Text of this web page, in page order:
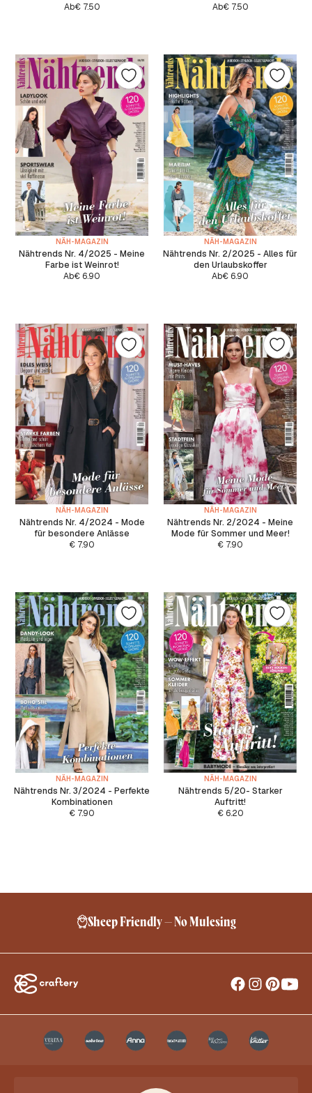
Ab€7.50
Ab€7.50
NÄH-MAGAZIN
Nähtrends Nr. 4/2025 - Meine
Farbe ist Weinrot!
Ab€ 6.90
NÄH-MAGAZIN
Nähtrends Nr. 2/2025 - Alles für
den Urlaubskoffer
Ab€ 6.90
NÄH-MAGAZIN
Nähtrends Nr. 4/2024 - Mode
für besondere Anlässe
€ 7.90
NÄH-MAGAZIN
Nähtrends Nr. 2/2024 - Meine
Mode für Sommer und Meer!
€ 7.90
NÄH-MAGAZIN
Nähtrends Nr. 3/2024 - Perfekte
Kombinationen
€ 7.90
NÄH-MAGAZIN
Nähtrends 5/20- Starker
Auftritt!
€6.20
Sheep Friendly – No Mulesing